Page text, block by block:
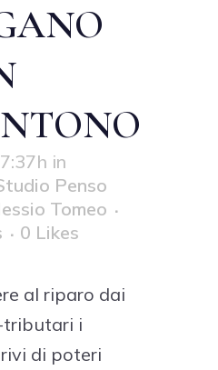
in
Penso
Tomeo
0 Likes
al riparo dai
tributari i
di poteri